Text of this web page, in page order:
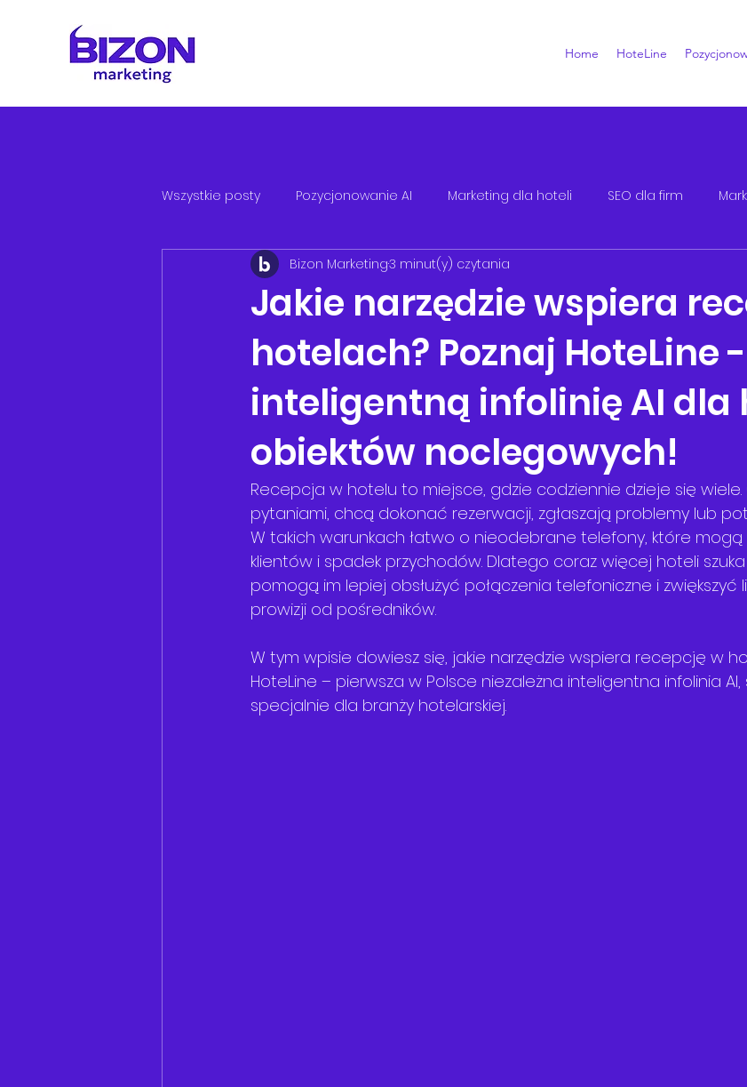
Home HoteLine
Wszystkie posty Pozycjonowanie AI Marketing dla hoteli SEO dla firm
Jakie narzędzie wspiera
hotelach? Poznaj HoteLine -
inteligentną infolinię AI dla
obiektów noclegowych!
Bizon Marketing3 minut(y) czytania
Recepcja w hotelu to miejsce, gdzie codziennie dzieje się
pytaniami, chcą dokonać rezerwacji, zgłaszają problemy lub
W takich warunkach łatwo o nieodebrane telefony, które
klientów i spadek przychodów. Dlatego coraz więcej hoteli
pomogą im lepiej obsłużyć połączenia telefoniczne i zwiększyć
prowizji od pośredników.
W tym wpisie dowiesz się, jakie narzędzie wspiera recepcję w
HoteLine – pierwsza w Polsce niezależna inteligentna infolinia
specjalnie dla branży hotelarskiej.